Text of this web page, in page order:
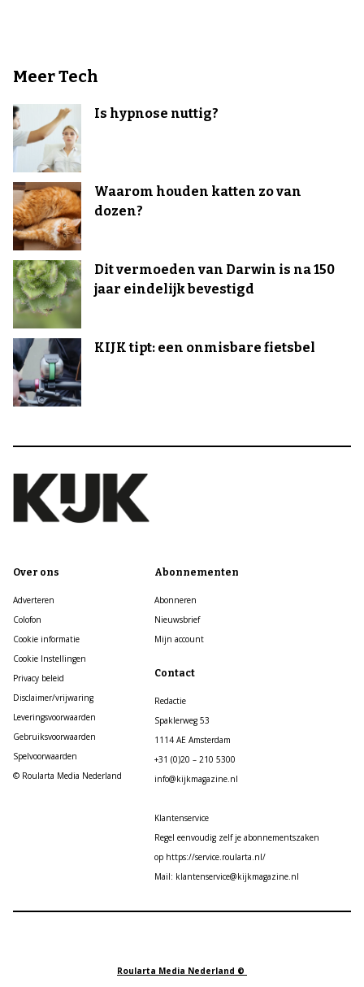
Meer Tech
Is hypnose nuttig?
Waarom houden katten zo van
dozen?
Dit vermoeden van Darwin is na 150
jaar eindelijk bevestigd
KIJK tipt: een onmisbare fietsbel
Over ons
Adverteren
Colofon
Cookie informatie
Cookie Instellingen
Privacy beleid
Disclaimer/vrijwaring
Leveringsvoorwaarden
Gebruiksvoorwaarden
Spelvoorwaarden
© Roularta Media Nederland
Abonnementen
Abonneren
Nieuwsbrief
Mijn account
Contact
Redactie
Spaklerweg 53
1114 AE Amsterdam
+31 (0)20 – 210 5300
info@kijkmagazine.nl
Klantenservice
Regel eenvoudig zelf je abonnementszaken
op https://service.roularta.nl/
Mail: klantenservice@kijkmagazine.nl
Roularta Media Nederland ©